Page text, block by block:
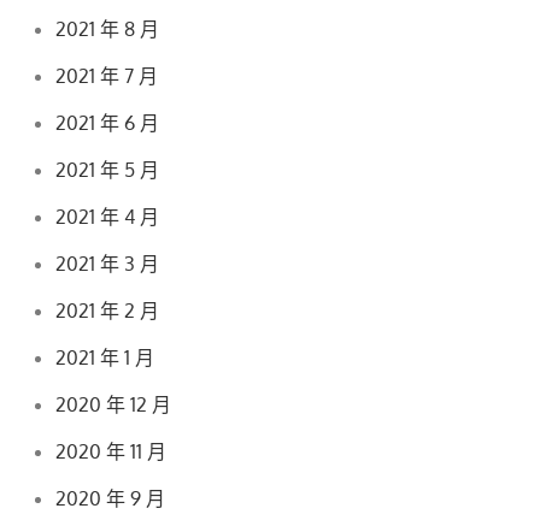
2021 年 8 月
2021 年 7 月
2021 年 6 月
2021 年 5 月
2021 年 4 月
2021 年 3 月
2021 年 2 月
2021 年 1 月
2020 年 12 月
2020 年 11 月
2020 年 9 月